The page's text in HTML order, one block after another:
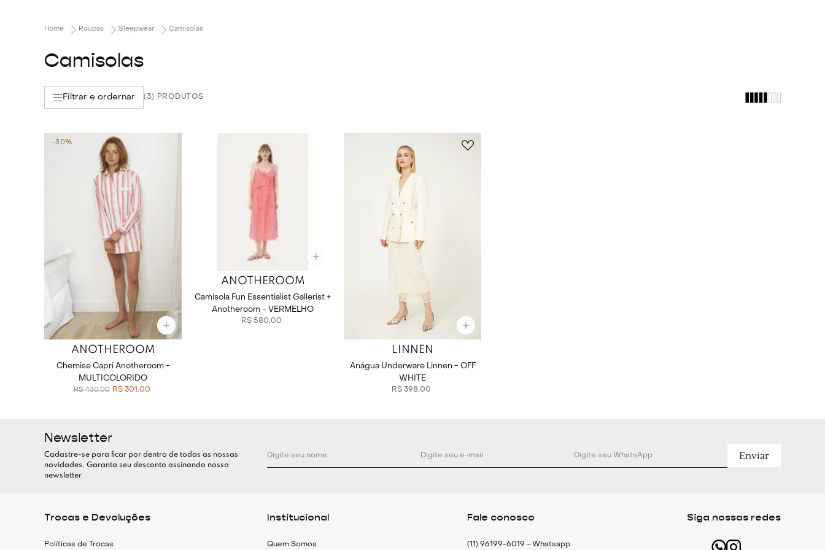
Roupas Sleepwear Camisolas
Camisolas
Filtrar e ordernar 3
-30%
ANOTHEROOM
Chemise Capri Anotheroom -
MULTICOLORIDO
R$ 430,00 R$ 301,00
ANOTHEROOM
Camisola Fun Essentialist Gallerist +
Anotheroom - VERMELHO
R$ 580,00
LINNEN
Anágua Underware Linnen - OFF
WHITE
R$ 398,00
Newsletter
Cadastre-se para ficar por dentro de todas as nossas
novidades. Garanta seu desconto assinando nossa
newsletter
Enviar
Trocas e Devoluções
Políticas de Trocas
Institucional
Quem Somos
Fale conosco
(11) 96199-6019 - Whatsapp
Siga nossas redes